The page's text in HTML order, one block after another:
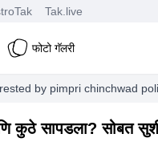
Tak.live
फोटो गॅलरी
by pimpri chinchwad
कुठे सापडला? सोबत